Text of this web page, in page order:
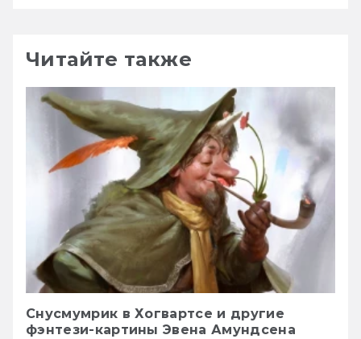
Читайте также
Снусмумрик в Хогвартсе и другие
фэнтези-картины Эвена Амундсена